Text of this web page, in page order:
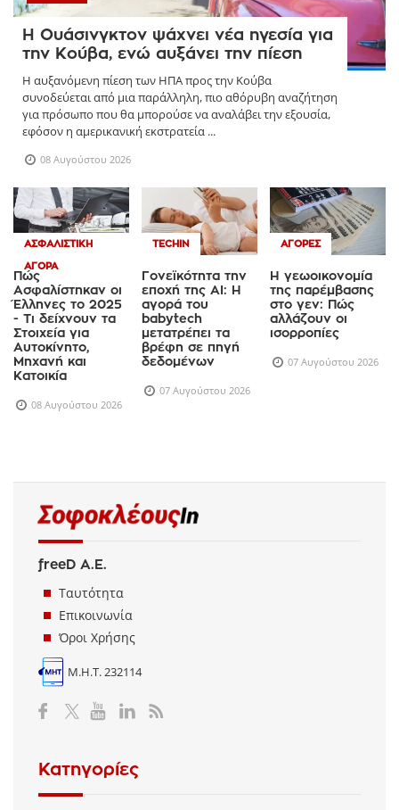
Η Ουάσινγκτον ψάχνει νέα ηγεσία για
την Κούβα, ενώ αυξάνει την πίεση
Η αυξανόμενη πίεση των ΗΠΑ προς την Κούβα
συνοδεύεται από μια παράλληλη, πιο αθόρυβη αναζήτηση
για πρόσωπο που θα μπορούσε να αναλάβει την εξουσία,
εφόσον η αμερικανική εκστρατεία ...
08 Αυγούστου 2026
ΑΣΦΑΛΙΣΤΙΚΉ
ΑΓΟΡΆ
Πώς
Ασφαλίστηκαν οι
Έλληνες το 2025
- Τι δείχνουν τα
Στοιχεία για
Αυτοκίνητο,
Μηχανή και
Κατοικία
08 Αυγούστου 2026
TECHIN
Γονεϊκότητα την
εποχή της AI: Η
αγορά του
babytech
μετατρέπει τα
βρέφη σε πηγή
δεδομένων
07 Αυγούστου 2026
ΑΓΟΡΈΣ
Η γεωοικονομία
της παρέμβασης
στο γεν: Πώς
αλλάζουν οι
ισορροπίες
07 Αυγούστου 2026
freeD Α.Ε.
Ταυτότητα
Επικοινωνία
Όροι Χρήσης
Μ.Η.Τ. 232114
Κατηγορίες